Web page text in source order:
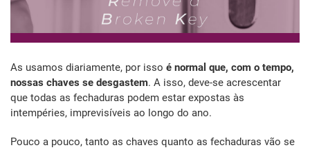
As usamos diariamente, por isso é normal que, com o tempo,
nossas chaves se desgastem. A isso, deve-se acrescentar
que todas as fechaduras podem estar expostas às
intempéries, imprevisíveis ao longo do ano.
Pouco a pouco, tanto as chaves quanto as fechaduras vão se